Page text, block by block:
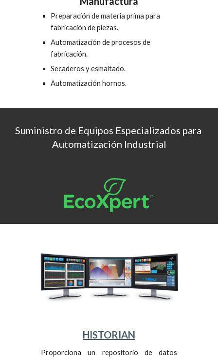
Preparación de materia prima para
fabricación de piezas.
Automatización de procesos de
fabricación.
Secaderos y esmaltado.
Automatización hornos.
Suministro de Equipos Especializados para
Automatización Industrial
HISTORIAN
Proporciona un repositorio de datos